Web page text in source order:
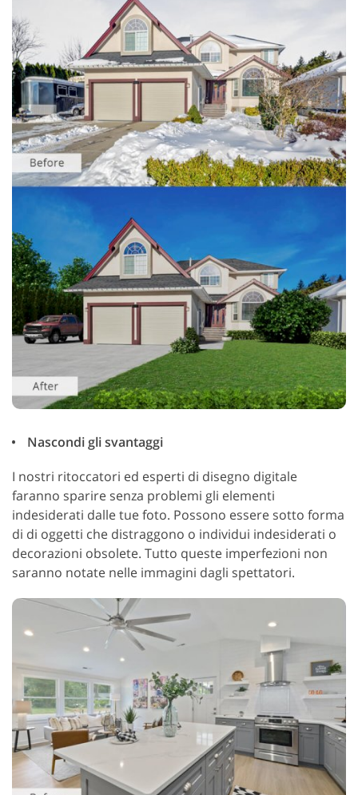
Nascondi gli svantaggi
I nostri ritoccatori ed esperti di disegno digitale
faranno sparire senza problemi gli elementi
indesiderati dalle tue foto. Possono essere sotto forma
di di oggetti che distraggono o individui indesiderati o
decorazioni obsolete. Tutto queste imperfezioni non
saranno notate nelle immagini dagli spettatori.